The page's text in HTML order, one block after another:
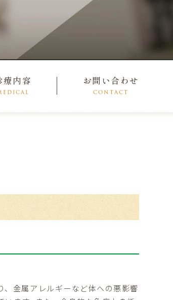
療内容 お問い合わせ
CONTACT
金属アレルギーなど体への悪影響